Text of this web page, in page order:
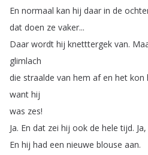
En normaal kan hij daar in de
dat doen ze vaker...
Daar wordt hij knetttergek van.
glimlach
die straalde van hem af en het kon
want hij
was zes!
Ja. En dat zei hij ook de hele tijd. Ja,
En hij had een nieuwe blouse aan.